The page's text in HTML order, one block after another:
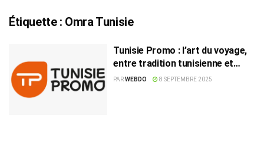
Étiquette : Omra Tunisie
Tunisie Promo : l’art du voyage,
entre tradition tunisienne et
horizons lointains
PARWEBDO 8 SEPTEMBRE 2025